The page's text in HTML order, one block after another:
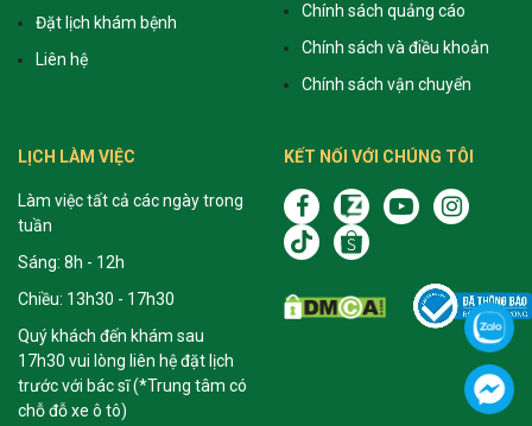
Đặt lịch khám bệnh
Liên hệ
Chính sách quảng cáo
Chính sách và điều khoản
Chính sách vận chuyển
LỊCH LÀM VIỆC
Làm việc tất cả các ngày trong
tuần
Sáng: 8h - 12h
Chiều: 13h30 - 17h30
Quý khách đến khám sau
17h30 vui lòng liên hệ đặt lịch
trước với bác sĩ (*Trung tâm có
chỗ đỗ xe ô tô)
KẾT NỐI VỚI CHÚNG TÔI